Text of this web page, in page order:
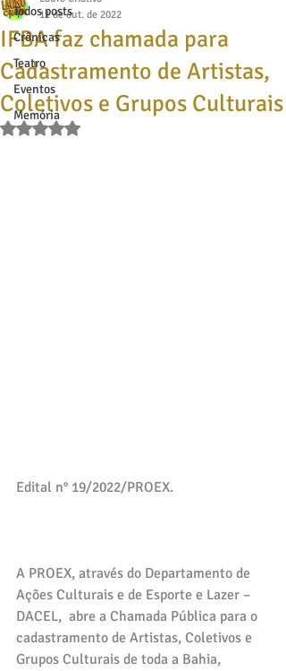
Todos posts
Crônicas
Teatro
Eventos
Memória
IFBA faz chamada para
Cadastramento de Artistas,
Coletivos e Grupos Culturais
11 de out. de 2022
Avaliado com NaN de 5 estrelas.
Edital n° 19/2022/PROEX.
A PROEX, através do Departamento de
Ações Culturais e de Esporte e Lazer –
DACEL,  abre a Chamada Pública para o
cadastramento de Artistas, Coletivos e
Grupos Culturais de toda a Bahia,